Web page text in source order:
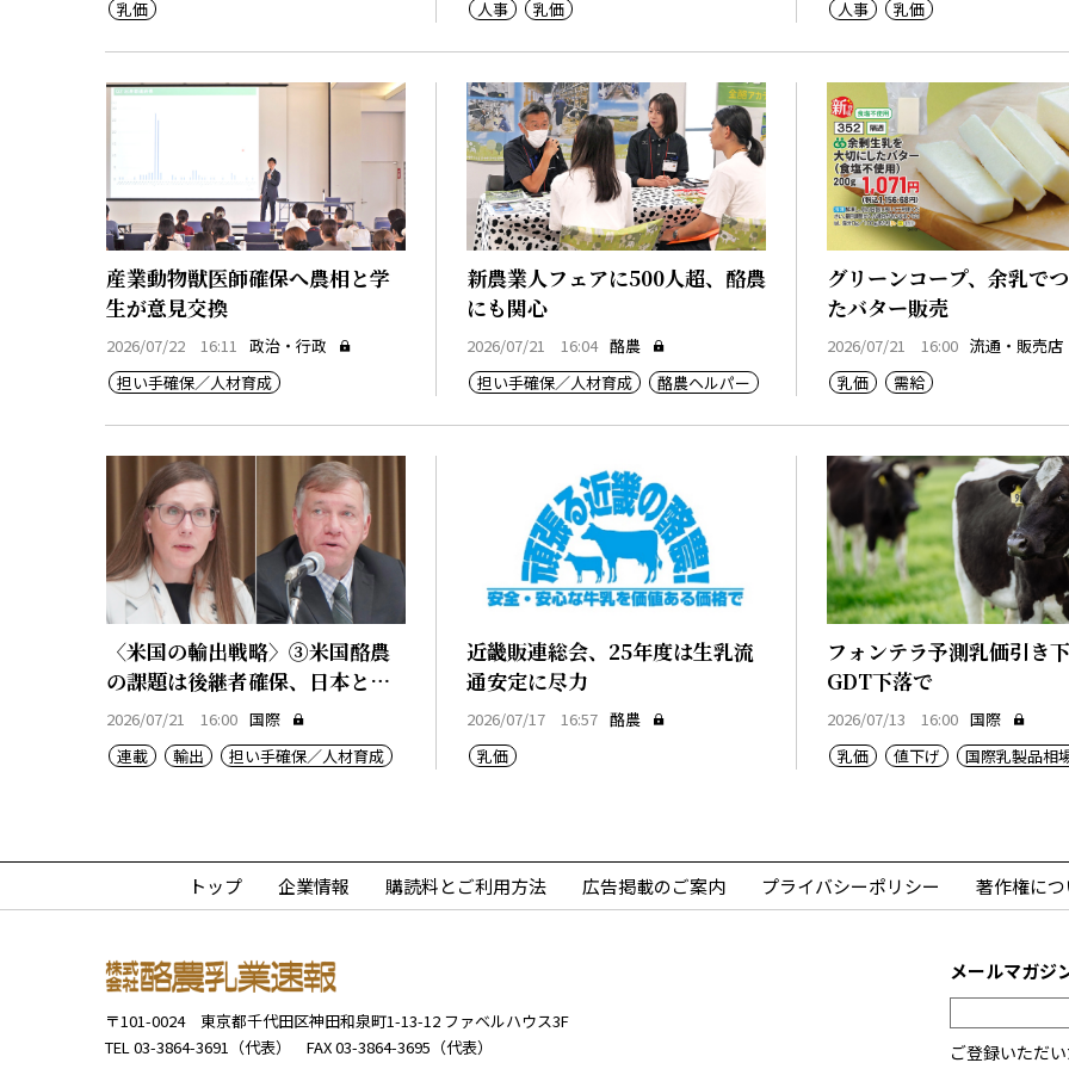
乳価 人事 乳価 人事 乳価
産業動物獣医師確保へ農相と学
生が意見交換
2026/07/22 16:11
政治・行政
担い手確保／人材育成
新農業人フェアに500人超、酪農
にも関心
2026/07/21 16:04 酪農
担い手確保／人材育成
酪農ヘルパー
グリーンコープ、余乳で
たバター販売
2026/07/21 16:00 流通・販売店
乳価
需給
〈米国の輸出戦略〉③米国酪農
の課題は後継者確保、日本と共
通
2026/07/21 16:00 国際
連載
輸出 担い手確保／人材育成
近畿販連総会、25年度は生乳流
通安定に尽力
2026/07/17 16:57 酪農
乳価
フォンテラ予測乳価引き
GDT下落で
2026/07/13 16:00 国際
乳価
値下げ 国際乳製品相
トップ 企業情報 購読料とご利用方法 広告掲載のご案内 プライバシーポリシー 著作権に
〒101-0024 東京都千代田区神田和泉町1-13-12 ファベルハウス3F
TEL 03-3864-3691（代表）
FAX 03-3864-3695（代表）
メールマガジ
ご登録いただ